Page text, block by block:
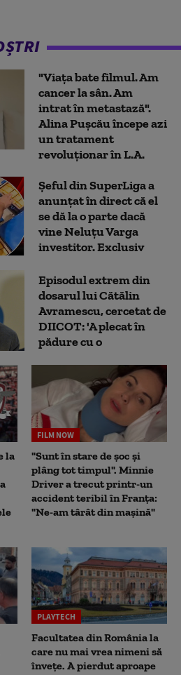
"Viața bate filmul. Am
cancer la sân. Am
intrat în metastază".
Alina Pușcău începe azi
un tratament
revoluționar în L.A.
Șeful din SuperLiga a
anunțat în direct că el
se dă la o parte dacă
vine Neluțu Varga
investitor. Exclusiv
Episodul extrem din
dosarul lui Cătălin
Avramescu, cercetat de
DIICOT: 'A plecat în
pădure cu o
la
FILM NOW
"Sunt în stare de șoc și
plâng tot timpul". Minnie
Driver a trecut printr-un
accident teribil în Franța:
"Ne-am târât din mașină"
PLAYTECH
Facultatea din România la
care nu mai vrea nimeni să
înveţe. A pierdut aproape